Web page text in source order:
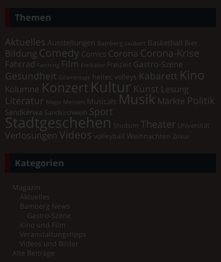
Themen
Aktuelles Ausstellungen Bamberg zaubert Basketball Bier
Bildung Comedy Comics Corona Corona-Krise
Fahrrad Fasching Film Freibäder Freizeit Gastro-Szene
Gesundheit Gitarrentage heitec volleys Kabarett Kino
Kolumne Konzert Kultur Kunst Lesung
Literatur Magie Messen Musicals Musik Märkte Politik
Sandkerwa Sandkirchweih Sport
Stadtgeschehen Studium Theater Universität
Verlosungen Videos volleyball Weihnachten Zirkus
Kategorien
Magazin
Aktuelles
Bamberg News
Gastro-Szene
Kino und Film
Veranstaltungstipps
Videos und Bilder
Alte Beiträge